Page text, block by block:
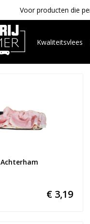
Voor producten die
Kwaliteitsvlees
Achterham
€ 3,19